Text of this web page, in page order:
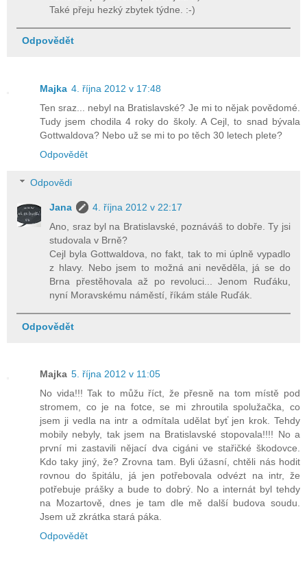
Také přeju hezký zbytek týdne. :-)
Odpovědět
Majka 4. října 2012 v 17:48
Ten sraz... nebyl na Bratislavské? Je mi to nějak povědomé.
Tudy jsem chodila 4 roky do školy. A Cejl, to snad bývala
Gottwaldova? Nebo už se mi to po těch 30 letech plete?
Odpovědět
Odpovědi
Jana
4. října 2012 v 22:17
Ano, sraz byl na Bratislavské, poznáváš to dobře. Ty jsi
studovala v Brně?
Cejl byla Gottwaldova, no fakt, tak to mi úplně vypadlo
z hlavy. Nebo jsem to možná ani nevěděla, já se do
Brna přestěhovala až po revoluci... Jenom Ruďáku,
nyní Moravskému náměstí, říkám stále Ruďák.
Odpovědět
Majka 5. října 2012 v 11:05
No vida!!! Tak to můžu říct, že přesně na tom místě pod
stromem, co je na fotce, se mi zhroutila spolužačka, co
jsem ji vedla na intr a odmítala udělat byť jen krok. Tehdy
mobily nebyly, tak jsem na Bratislavské stopovala!!!! No a
první mi zastavili nějací dva cigáni ve stařičké škodovce.
Kdo taky jiný, že? Zrovna tam. Byli úžasní, chtěli nás hodit
rovnou do špitálu, já jen potřebovala odvézt na intr, že
potřebuje prášky a bude to dobrý. No a internát byl tehdy
na Mozartově, dnes je tam dle mě další budova soudu.
Jsem už zkrátka stará páka.
Odpovědět